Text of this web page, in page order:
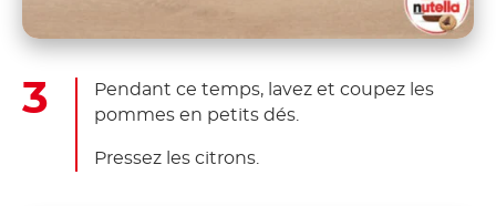
Pendant ce temps, lavez et coupez les
pommes en petits dés.
Pressez les citrons.